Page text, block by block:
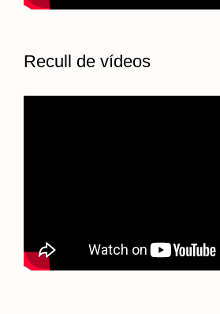
Recull de vídeos